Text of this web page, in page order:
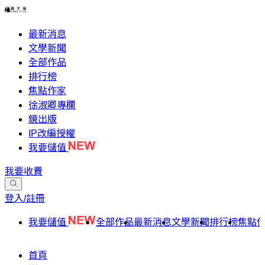
最新消息
文學新聞
全部作品
排行榜
焦點作家
徐淑卿專欄
鏡出版
IP改編授權
我要儲值
我要收費
登入/註冊
我要儲值 全部作品最新消息文學新聞排行榜焦點
首頁